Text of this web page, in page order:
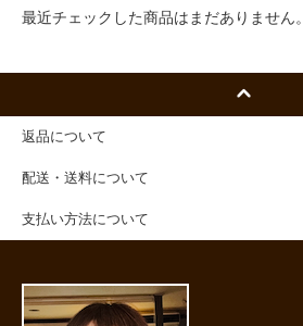
最近チェックした商品はまだありません。
返品について
配送・送料について
支払い方法について